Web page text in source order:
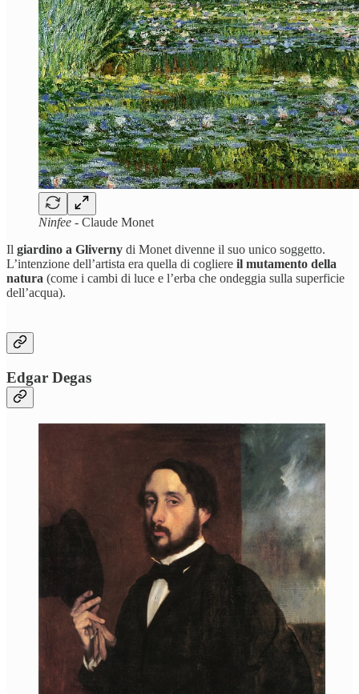
Ninfee - Claude Monet
Il giardino a Gliverny di Monet divenne il suo unico soggetto.
L’intenzione dell’artista era quella di cogliere il mutamento della
natura (come i cambi di luce e l’erba che ondeggia sulla superficie
dell’acqua).
Edgar Degas